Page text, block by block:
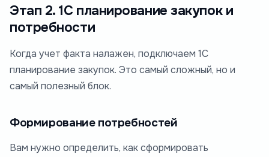
Этап 2. 1С планирование закупок и
потребности
Когда учет факта налажен, подключаем 1С
планирование закупок. Это самый сложный, но и
самый полезный блок.
Формирование потребностей
Вам нужно определить, как сформировать